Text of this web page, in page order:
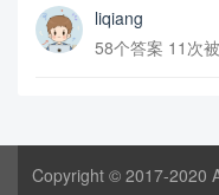
liqiang
58个答案 11次
Copyright © 2017-2020